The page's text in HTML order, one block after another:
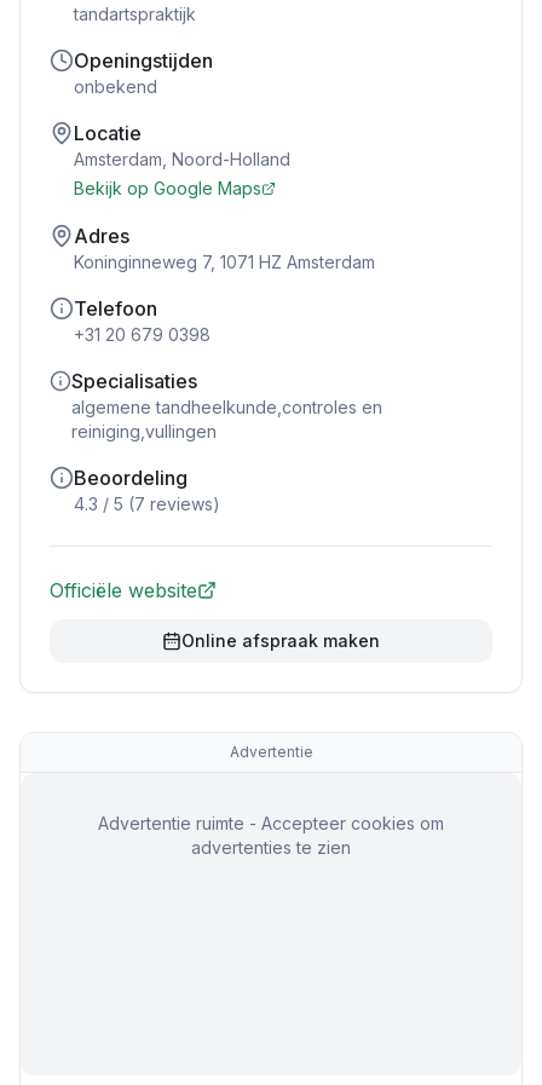
tandartspraktijk
Openingstijden
onbekend
Locatie
Amsterdam Noord-Holland
Bekijk op Google Maps
Adres
Koninginneweg 7, 1071 HZ Amsterdam
Telefoon
+31 20 679 0398
Specialisaties
algemene tandheelkunde,controles en
reiniging,vullingen
Beoordeling
4.3 / 5 (7 reviews)
Officiële website
Online afspraak maken
Advertentie
Advertentie ruimte - Accepteer cookies om
advertenties te zien